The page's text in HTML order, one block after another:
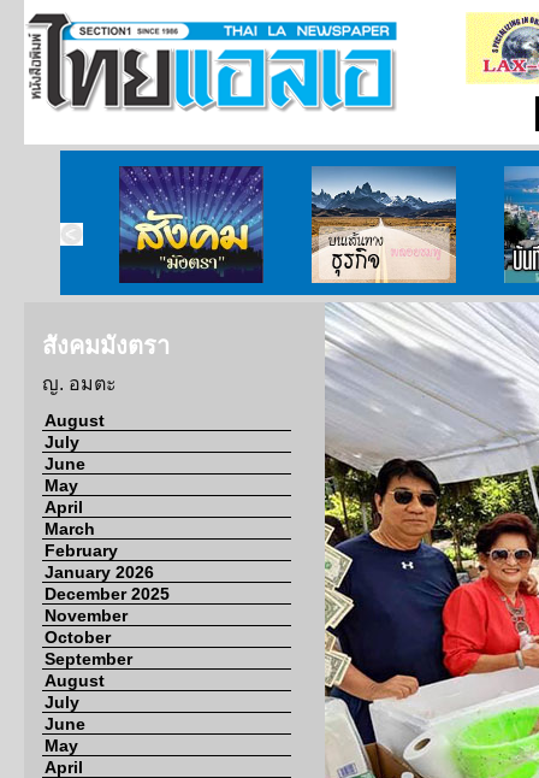
สังคมมังตรา บนเส้นทางธุรกิจ บั
สังคมมังตรา
ญ. อมตะ
August
July
June
May
April
March
February
January 2026
December 2025
November
October
September
August
July
June
May
April